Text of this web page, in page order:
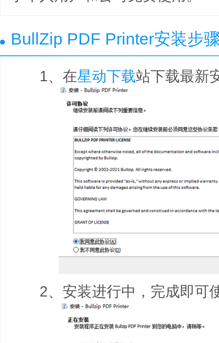
BullZip PDF Printer安装步
1、在星动下载站下载最新
2、安装进行中，完成即可